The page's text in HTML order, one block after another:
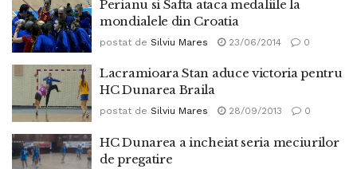
Perianu si Safta ataca medaliile la
mondialele din Croatia
postat de Silviu Mares 23/06/2014 0
Lacramioara Stan aduce victoria pentru
HC Dunarea Braila
postat de Silviu Mares 28/09/2013 0
HC Dunarea a incheiat seria meciurilor
de pregatire